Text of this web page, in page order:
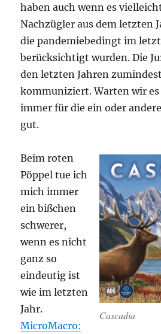
haben auch wenn es
Nachzügler aus dem letzten
die pandemiebedingt im
berücksichtigt wurden. Die
den letzten Jahren
kommuniziert. Warten wir es
immer für die ein oder
gut.
Cascadia
Beim roten
Pöppel tue ich
mich immer
ein bißchen
schwerer,
wenn es nicht
ganz so
eindeutig ist
wie im letzten
Jahr.
MicroMacro: